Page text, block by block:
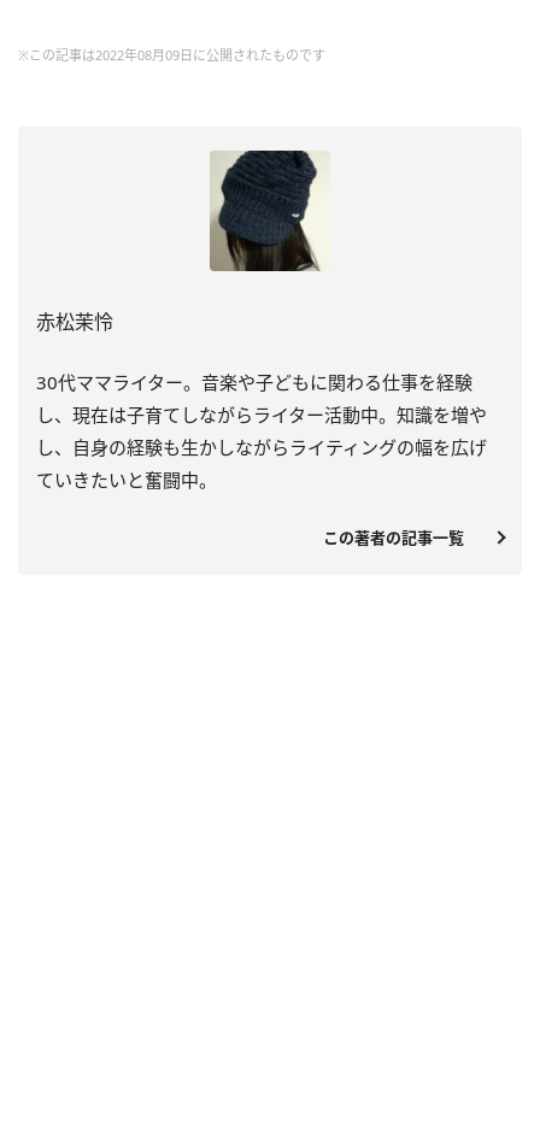
※この記事は2022年08月09日に公開されたものです
赤松茉怜
30代ママライター。音楽や子どもに関わる仕事を経験
し、現在は子育てしながらライター活動中。知識を増や
し、自身の経験も生かしながらライティングの幅を広げ
ていきたいと奮闘中。
この著者の記事一覧